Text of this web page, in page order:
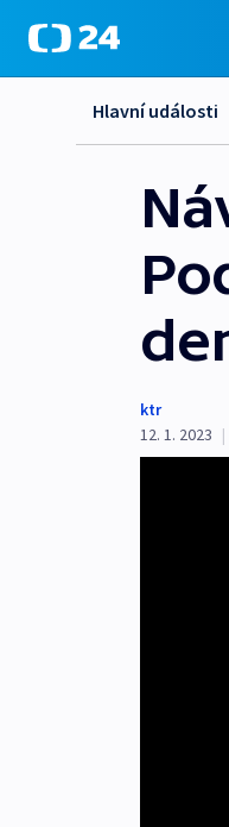
Hlavní události
ktr
12. 1. 2023 |